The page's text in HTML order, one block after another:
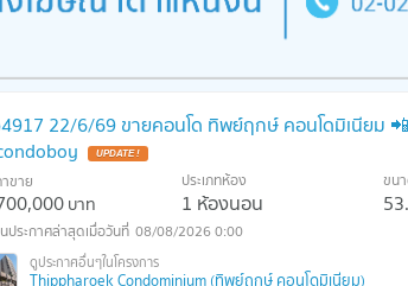
22/6/69 ขายคอนโด ทิพย์ฤกษ์ คอนโดมิเนียม
ขาย
บาท
ประเภทห้อง
1 ห้องนอน
ขน
08/08/2026 0:00
Thippharoek Condominium (ทิพย์ฤกษ์ คอนโดมิเนียม)